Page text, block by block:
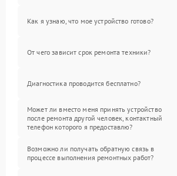
Как я узнаю, что мое устройство готово?
От чего зависит срок ремонта техники?
Диагностика проводится бесплатно?
Может ли вместо меня принять устройство
после ремонта другой человек, контактный
телефон которого я предоставлю?
Возможно ли получать обратную связь в
процессе выполнения ремонтных работ?